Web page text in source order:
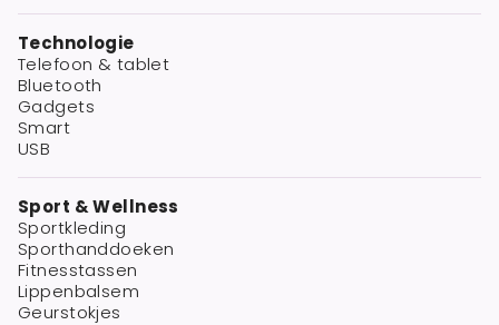
Technologie
Telefoon & tablet
Bluetooth
Gadgets
Smart
USB
Sport & Wellness
Sportkleding
Sporthanddoeken
Fitnesstassen
Lippenbalsem
Geurstokjes